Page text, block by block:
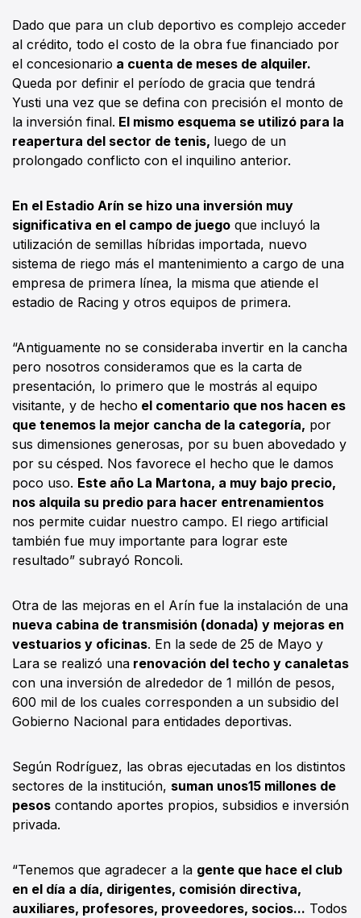
Dado que para un club deportivo es complejo acceder
al crédito, todo el costo de la obra fue financiado por
el concesionario a cuenta de meses de alquiler.
Queda por definir el período de gracia que tendrá
Yusti una vez que se defina con precisión el monto de
la inversión final. El mismo esquema se utilizó para la
reapertura del sector de tenis, luego de un
prolongado conflicto con el inquilino anterior.
En el Estadio Arín se hizo una inversión muy
significativa en el campo de juego que incluyó la
utilización de semillas híbridas importada, nuevo
sistema de riego más el mantenimiento a cargo de una
empresa de primera línea, la misma que atiende el
estadio de Racing y otros equipos de primera.
“Antiguamente no se consideraba invertir en la cancha
pero nosotros consideramos que es la carta de
presentación, lo primero que le mostrás al equipo
visitante, y de hecho el comentario que nos hacen es
que tenemos la mejor cancha de la categoría, por
sus dimensiones generosas, por su buen abovedado y
por su césped. Nos favorece el hecho que le damos
poco uso. Este año La Martona, a muy bajo precio,
nos alquila su predio para hacer entrenamientos
nos permite cuidar nuestro campo. El riego artificial
también fue muy importante para lograr este
resultado” subrayó Roncoli.
Otra de las mejoras en el Arín fue la instalación de una
nueva cabina de transmisión (donada) y mejoras en
vestuarios y oficinas. En la sede de 25 de Mayo y
Lara se realizó una renovación del techo y canaletas
con una inversión de alrededor de 1 millón de pesos,
600 mil de los cuales corresponden a un subsidio del
Gobierno Nacional para entidades deportivas.
Según Rodríguez, las obras ejecutadas en los distintos
sectores de la institución, suman unos15 millones de
pesos contando aportes propios, subsidios e inversión
privada.
“Tenemos que agradecer a la gente que hace el club
en el día a día, dirigentes, comisión directiva,
auxiliares, profesores, proveedores, socios... Todos